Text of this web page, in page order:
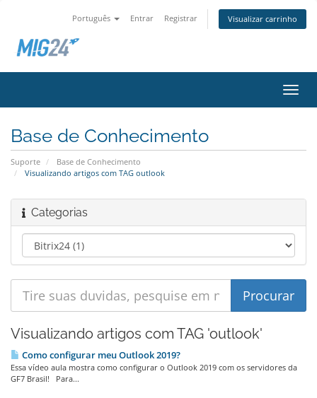
Português Entrar Registrar Visualizar carrinho
Base de Conhecimento
Suporte
Base de Conhecimento
Visualizando artigos com TAG outlook
Categorias
Visualizando artigos com TAG 'outlook'
Como configurar meu Outlook 2019?
Essa vídeo aula mostra como configurar o Outlook 2019 com os servidores da
GF7 Brasil! Para...